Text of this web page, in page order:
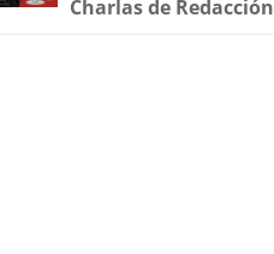
Charlas de Redacción